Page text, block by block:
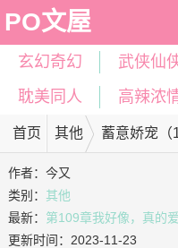
PO文屋
玄幻奇幻 武侠仙
耽美同人
高辣浓
首页 其他 蓄意娇宠（
作者：今又
类别：其他
最新： 第109章我好像，真的
你了（正文完）
更新时间： 2023-11-23